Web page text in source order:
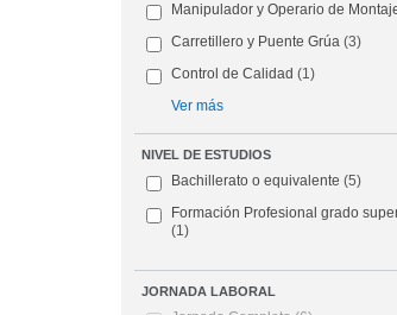
Manipulador y Operario de
Carretillero y Puente Grúa (3)
Control de Calidad (1)
Ver más
NIVEL DE ESTUDIOS
Bachillerato o equivalente (5)
Formación Profesional grado
(1)
JORNADA LABORAL